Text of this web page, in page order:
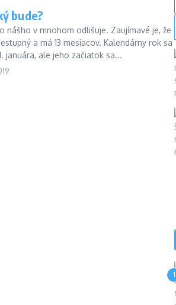
bude?
nášho v mnohom odlišuje. Zaujímavé je, že
a má 13 mesiacov. Kalendárny rok sa
januára, ale jeho začiatok sa...
1